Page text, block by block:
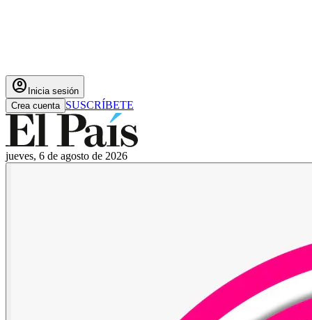
account_circle Inicia sesión
Crea cuenta SUSCRÍBETE
jueves, 6 de agosto de 2026